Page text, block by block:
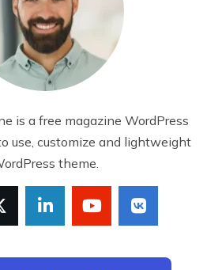
is a free magazine WordPress
use, customize and lightweight
theme.